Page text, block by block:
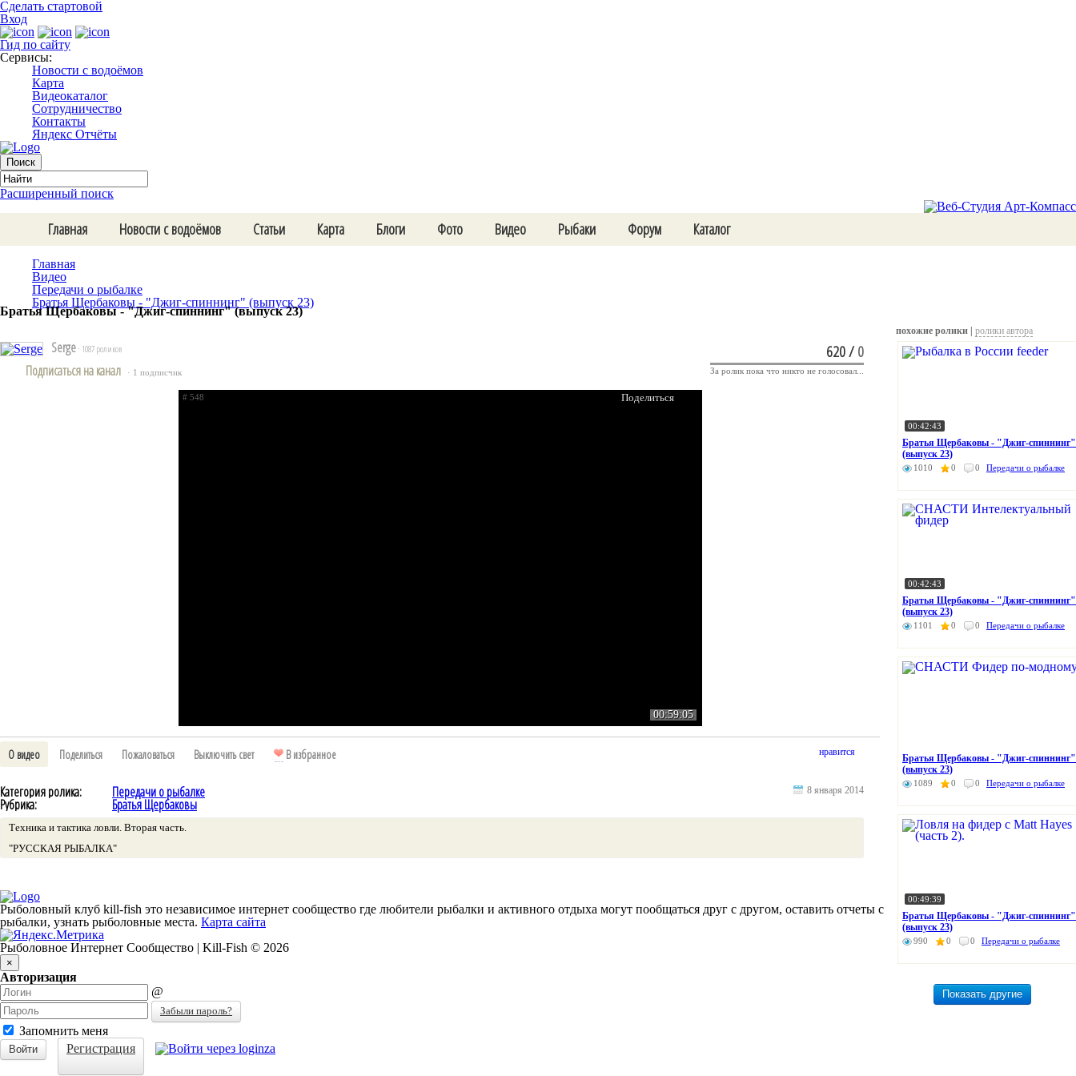
Сделать стартовой
Вход
Гид по сайту
Сервисы:
Новости с водоёмов
Карта
Видеокаталог
Сотрудничество
Контакты
Яндекс Отчёты
Расширенный поиск
Главная Новости с водоёмов Статьи Карта Блоги Фото Видео Рыбаки Форум Каталог
Главная
Видео
Передачи о рыбалке
Братья Щербаковы - "Джиг-спиннинг" (выпуск 23)
Братья Щербаковы - "Джиг-спиннинг" (выпуск 23)
Serge · 1087 роликов
Подписаться на канал · 1 подписчик
# 548
00:59:05
Поделиться
620/0
За ролик пока что никто не голосовал...
нравится
О видео Поделиться Пожаловаться Выключить свет В избранное
Категория ролика: Передачи о рыбалке
Рубрика: Братья Щербаковы
Техника и тактика ловли. Вторая часть.
"РУССКАЯ РЫБАЛКА"
8 января 2014
похожие ролики | ролики автора
00:42:43
Братья Щербаковы - "Джиг-спиннинг"
(выпуск 23)
1010 0 0 Передачи о рыбалке
00:42:43
Братья Щербаковы - "Джиг-спиннинг"
(выпуск 23)
1101 0 0 Передачи о рыбалке
Братья Щербаковы - "Джиг-спиннинг"
(выпуск 23)
1089 0 0 Передачи о рыбалке
00:49:39
Братья Щербаковы - "Джиг-спиннинг"
(выпуск 23)
990 0 0 Передачи о рыбалке
Рыболовный клуб kill-fish это независимое интернет сообщество где любители рыбалки и активного отдыха могут пообщаться друг с другом, оставить отчеты с
рыбалки, узнать рыболовные места. Карта сайта
Рыболовное Интернет Сообщество | Kill-Fish © 2026
×
Авторизация
@
Забыли пароль?
Запомнить меня
Войти Регистрация